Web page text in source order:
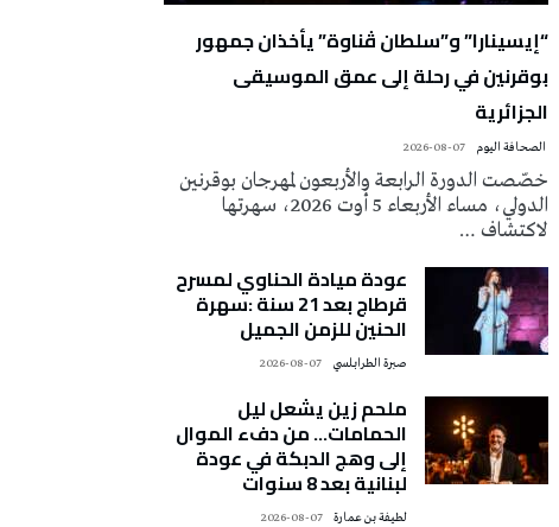
“إيسينارا” و”سلطان ڤناوة” يأخذان جمهور
بوقرنين في رحلة إلى عمق الموسيقى
الجزائرية
2026-08-07
خصّصت الدورة الرابعة والأربعون لمهرجان بوقرنين
الدولي، مساء الأربعاء 5 أوت 2026، سهرتها
لاكتشاف …
عودة ميادة الحناوي لمسرح
قرطاج بعد 21 سنة :سهرة
الحنين للزمن الجميل
صبرة الطرابلسي 2026-08-07
ملحم زين يشعل ليل
الحمامات… من دفء الموال
إلى وهج الدبكة في عودة
لبنانية بعد 8 سنوات
لطيفة بن عمارة 2026-08-07